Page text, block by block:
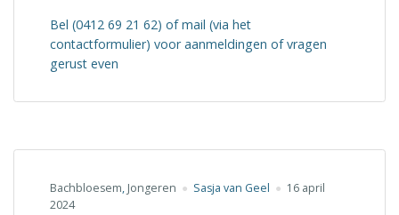
Bel (0412 69 21 62) of mail (via het
contactformulier) voor aanmeldingen of vragen
gerust even
Bachbloesem, Jongeren Sasja van Geel
16 april
2024